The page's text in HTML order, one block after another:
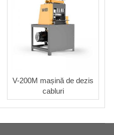
V-200M mașină de dezis
cabluri